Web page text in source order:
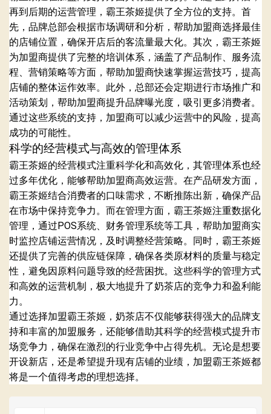
再到后期的运营管理，霸王茶姬提供了全方位的支持。首
先，品牌总部会根据市场调研和分析，帮助加盟商选择最佳
的店铺位置，确保开店后的客流量最大化。其次，霸王茶姬
为加盟商提供了完整的培训体系，涵盖了产品制作、服务流
程、营销策略等方面，帮助加盟商快速掌握运营技巧，提高
店铺的整体运作效率。此外，总部还会定期进行市场推广和
活动策划，帮助加盟商提升品牌曝光度，吸引更多消费者。
通过这些系统的支持，加盟商可以减少运营中的风险，提高
成功的可能性。
科学的经营模式与高效的管理体系
霸王茶姬的经营模式注重科学化和高效化，其管理体系也经
过多年优化，能够帮助加盟商高效运营。在产品研发方面，
霸王茶姬结合消费者的口味需求，不断推陈出新，确保产品
在市场中保持竞争力。而在管理方面，霸王茶姬注重数据化
管理，通过POS系统、财务管理系统等工具，帮助加盟商实
时监控店铺运营情况，及时调整经营策略。同时，霸王茶姬
还提供了完善的供应链保障，确保各类原材料的质量与稳定
性，避免因原料问题导致的经营困扰。这些科学的管理方式
和高效的运营机制，极大地提升了奶茶店的竞争力和盈利能
力。
通过选择加盟霸王茶姬，奶茶店不仅能够获得强大的品牌支
持和丰富的加盟服务，还能够借助其科学的经营模式提升市
场竞争力，确保在激烈的行业竞争中占得先机。无论是想要
开设新店，还是希望提升现有店铺的业绩，加盟霸王茶姬都
将是一个值得考虑的理想选择。